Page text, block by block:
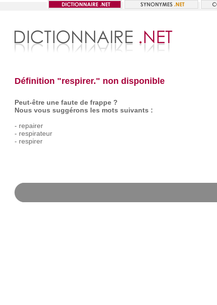
Définition "respirer." non disponible
Peut-être une faute de frappe ?
Nous vous suggérons les mots suivants :
- repairer
- respirateur
- respirer